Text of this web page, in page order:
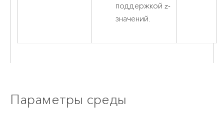
поддержкой z-
значений.
Параметры среды